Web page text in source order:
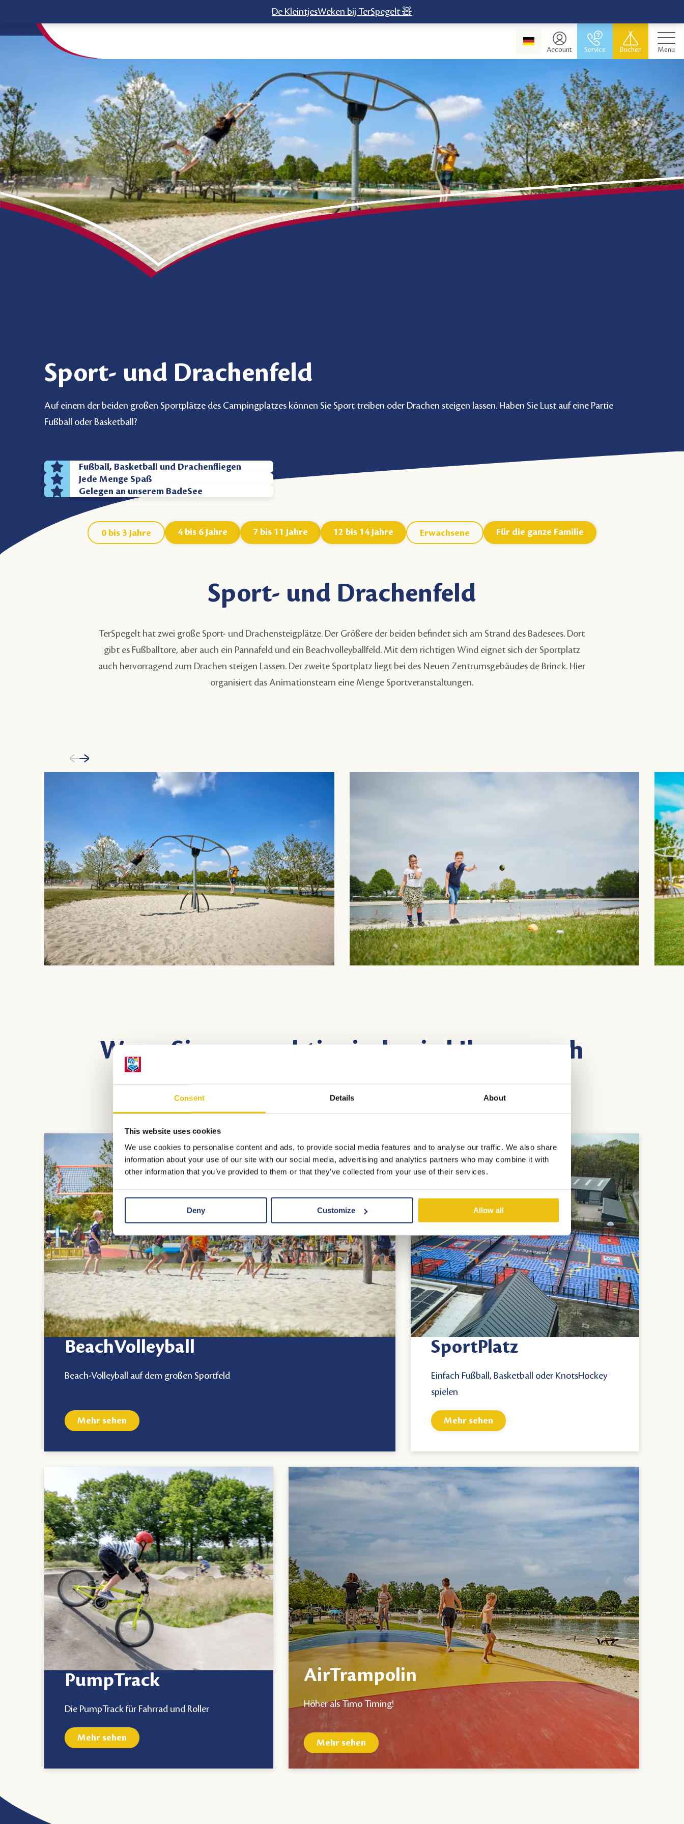
Consent Details About
This website uses cookies
We use cookies to personalise content and ads, to provide social media features and to analyse our traffic. We also share
information about your use of our site with our social media, advertising and analytics partners who may combine it with
other information that you’ve provided to them or that they’ve collected from your use of their services.
Deny Customize Allow all
De KleintjesWeken bij TerSpegelt 🧸
Account Service Buchen Menu
Einrichtungen Sport- und Drachenfeld
Sport- und Drachenfeld
Auf einem der beiden großen Sportplätze des Campingplatzes können Sie Sport treiben oder Drachen steigen lassen. Haben Sie Lust auf eine Partie
Fußball oder Basketball?
Fußball, Basketball und Drachenfliegen
Jede Menge Spaß
Gelegen an unserem BadeSee
0 bis 3 Jahre 4 bis 6 Jahre 7 bis 11 Jahre 12 bis 14 Jahre Erwachsene Für die ganze Familie
Sport- und Drachenfeld
TerSpegelt hat zwei große Sport- und Drachensteigplätze. Der Größere der beiden befindet sich am Strand des Badesees. Dort
gibt es Fußballtore, aber auch ein Pannafeld und ein Beachvolleyballfeld. Mit dem richtigen Wind eignet sich der Sportplatz
auch hervorragend zum Drachen steigen Lassen. Der zweite Sportplatz liegt bei des Neuen Zentrumsgebäudes de Brinck. Hier
organisiert das Animationsteam eine Menge Sportveranstaltungen.
Wenn Sie gerne aktiv sind, wird Ihnen auch
dies gefallen
BeachVolleyball
Beach-Volleyball auf dem großen Sportfeld
Mehr sehen
SportPlatz
Einfach Fußball, Basketball oder KnotsHockey
spielen
Mehr sehen
PumpTrack
Die PumpTrack für Fahrrad und Roller
Mehr sehen
AirTrampolin
Höher als Timo Timing!
Mehr sehen